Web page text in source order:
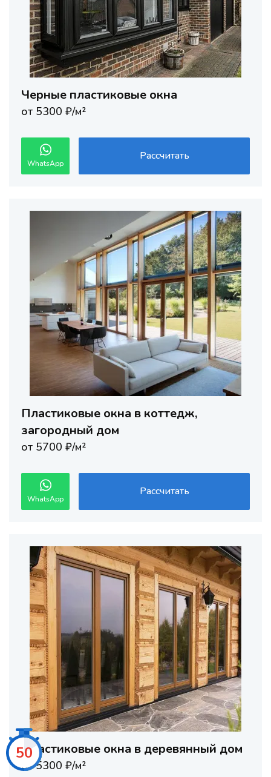
Черные пластиковые окна
от 5300 ₽/м²
WhatsApp
Рассчитать
Пластиковые окна в коттедж,
загородный дом
от 5700 ₽/м²
WhatsApp
Рассчитать
Пластиковые окна в деревянный дом
от 5300 ₽/м²
48